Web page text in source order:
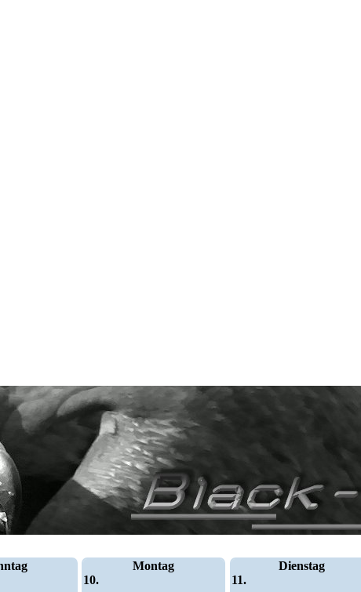
Montag
10.
Dienstag
11.